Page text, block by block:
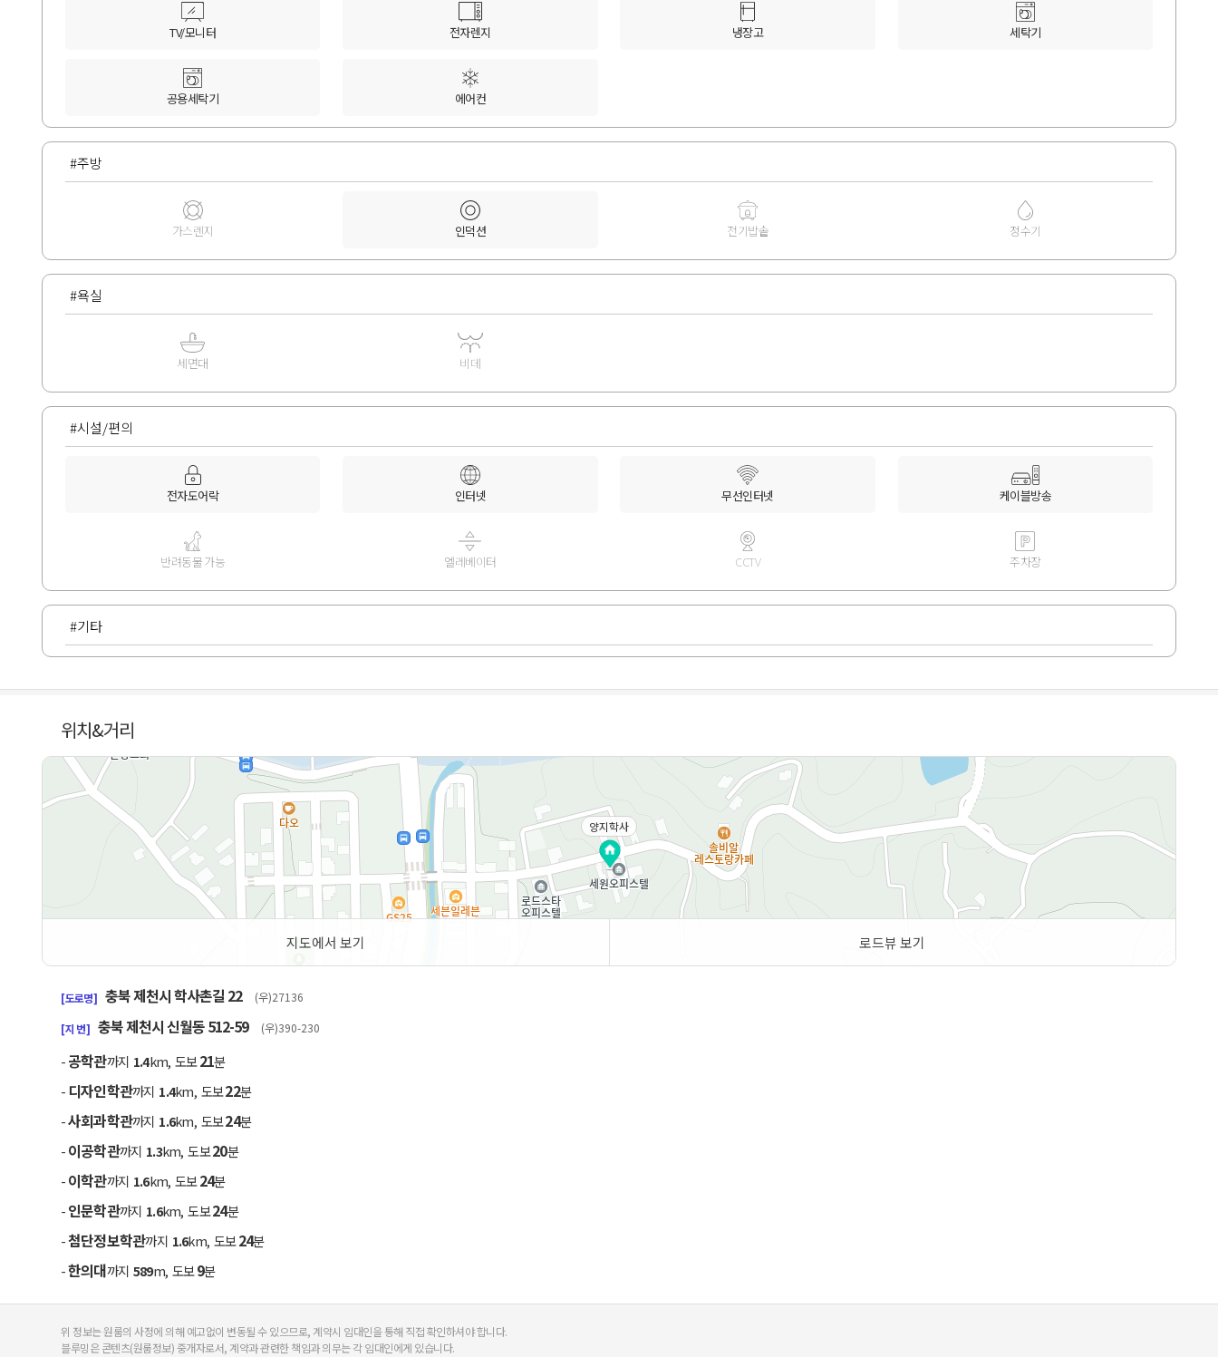
TV/모니터 전자렌지 냉장고 세탁기
공용세탁기 에어컨
#주방
가스렌지 인덕션 전기밥솥 정수기
#욕실
세면대 비데
#시설/편의
전자도어락 인터넷 무선인터넷 케이블방송
반려동물 가능 엘레베이터 CCTV 주차장
#기타
위치&거리
양지학사
지도에서 보기 로드뷰 보기
[도로명] 충북 제천시 학사촌길 22 (우)27136
[지 번] 충북 제천시 신월동 512-59 (우)390-230
-공학관까지 1.4km, 도보21분
-디자인학관까지 1.4km, 도보22분
-사회과학관까지 1.6km, 도보24분
-이공학관까지 1.3km, 도보20분
-이학관까지 1.6km, 도보24분
-인문학관까지 1.6km, 도보24분
-첨단정보학관까지 1.6km, 도보24분
-한의대까지 589m, 도보9분
위 정보는 원룸의 사정에 의해 예고없이 변동될 수 있으므로, 계약시 임대인을 통해 직접 확인하셔야 합니다.
블루밍은 콘텐츠(원룸정보) 중개자로서, 계약과 관련한 책임과 의무는 각 임대인에게 있습니다.